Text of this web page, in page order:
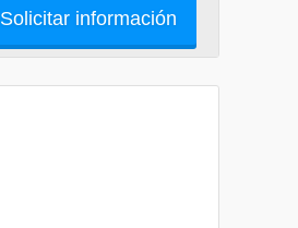
Solicitar información